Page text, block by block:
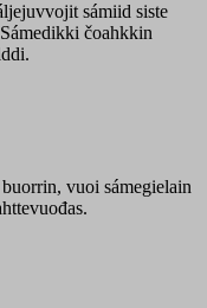
sámiid siste
čoahkkin
vuoi sámegielain